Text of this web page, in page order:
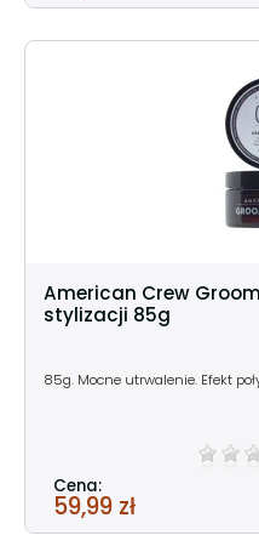
American Crew
stylizacji 85g
85g. Mocne utrwalenie. Efekt
Cena:
59,99 zł